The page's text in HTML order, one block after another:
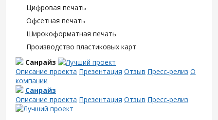
Цифровая печать
Офсетная печать
Широкоформатная печать
Производство пластиковых карт
Санрайз
Описание проекта Презентация Отзыв Пресс-релиз О
компании
Санрайз
Описание проекта Презентация Отзыв Пресс-релиз